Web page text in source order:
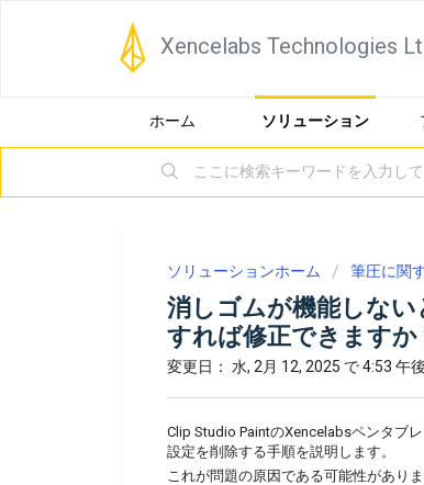
Xencelabs Technologies
ホーム ソリューション
ソリューションホーム 筆圧に関
消しゴムが機能しない
すれば修正できますか
変更日： 水, 2月 12, 2025 で 4:53 午後
Clip Studio PaintのXencelabsペンタブ
設定を削除する手順を説明します。
これが問題の原因である可能性があり